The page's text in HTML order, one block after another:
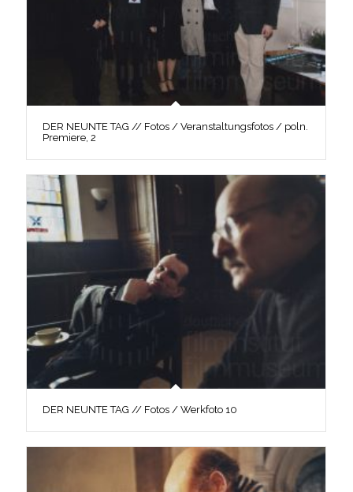
DER NEUNTE TAG // Fotos / Veranstaltungsfotos / poln.
Premiere, 2
DER NEUNTE TAG // Fotos / Werkfoto 10